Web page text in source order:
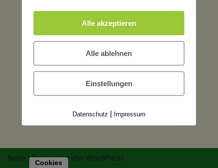
Neve | Präsentiert von WordPress
Cookies
Alle akzeptieren
Alle ablehnen
Einstellungen
Datenschutz Impressum